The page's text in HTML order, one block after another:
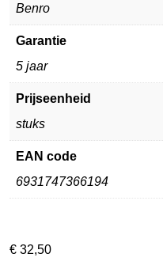
Benro
Garantie
5 jaar
Prijseenheid
stuks
EAN code
6931747366194
€ 32,50